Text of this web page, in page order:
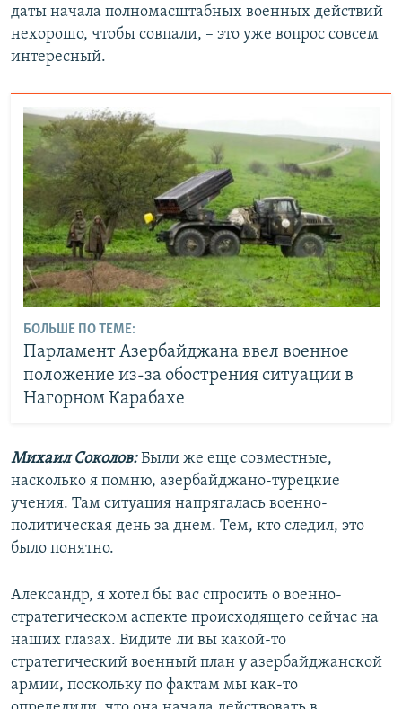
даты начала полномасштабных военных действий
нехорошо, чтобы совпали, – это уже вопрос совсем
интересный.
БОЛЬШЕ ПО ТЕМЕ:
Парламент Азербайджана ввел военное
положение из-за обострения ситуации в
Нагорном Карабахе
Михаил Соколов:Были же еще совместные,
насколько я помню, азербайджано-турецкие
учения. Там ситуация напрягалась военно-
политическая день за днем. Тем, кто следил, это
было понятно.
Александр, я хотел бы вас спросить о военно-
стратегическом аспекте происходящего сейчас на
наших глазах. Видите ли вы какой-то
стратегический военный план у азербайджанской
армии, поскольку по фактам мы как-то